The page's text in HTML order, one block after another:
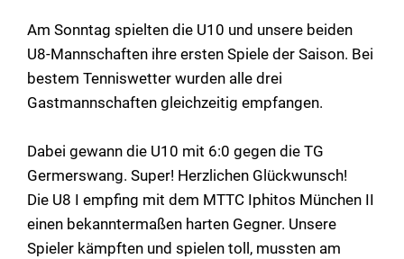
Am Sonntag spielten die U10 und unsere beiden
U8-Mannschaften ihre ersten Spiele der Saison. Bei
bestem Tenniswetter wurden alle drei
Gastmannschaften gleichzeitig empfangen.
Dabei gewann die U10 mit 6:0 gegen die TG
Germerswang. Super! Herzlichen Glückwunsch!
Die U8 I empfing mit dem MTTC Iphitos München II
einen bekanntermaßen harten Gegner. Unsere
Spieler kämpften und spielen toll, mussten am